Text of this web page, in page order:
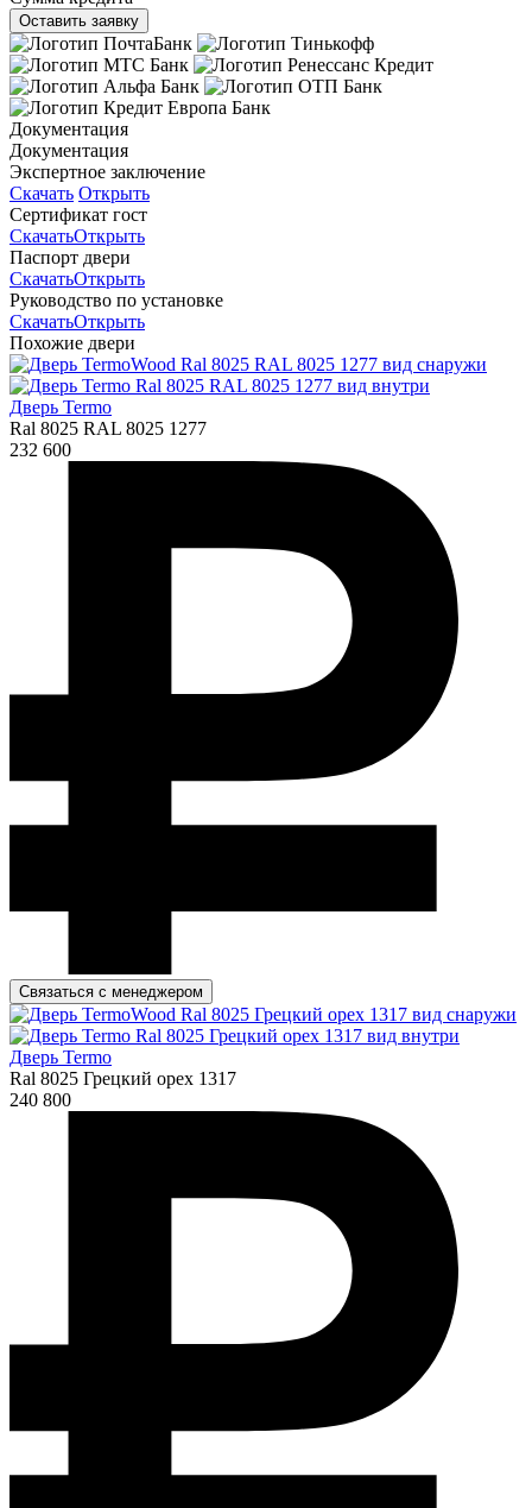
Оставить заявку
Документация
Документация
Экспертное заключение
Скачать Открыть
Сертификат гост
СкачатьОткрыть
Паспорт двери
СкачатьОткрыть
Руководство по установке
СкачатьОткрыть
Похожие двери
Дверь Termo
Ral 8025 RAL 8025 1277
232 600
Связаться с менеджером
Дверь Termo
Ral 8025 Грецкий орех 1317
240 800